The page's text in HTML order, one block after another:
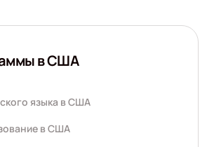
в США
языка в США
в США